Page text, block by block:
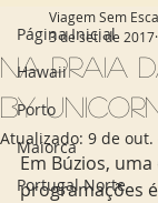
Página Inicial
Hawaii
Porto
Maiorca
Portugal Norte
Na praia
by
Viagem Sem
3 de set. de 2017
Atualizado: 9 de out.
Em Búzios,
programações